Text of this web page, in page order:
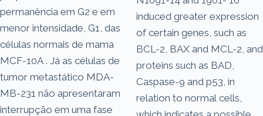
permanência em G2 e em
menor intensidade, G1, das
células normais de mama
MCF-10A . Já as células de
tumor metastático MDA-
MB-231 não apresentaram
interrupção em uma fase
induced greater expression
of certain genes, such as
BCL-2, BAX and MCL-2, and
proteins such as BAD,
Caspase-9 and p53, in
relation to normal cells,